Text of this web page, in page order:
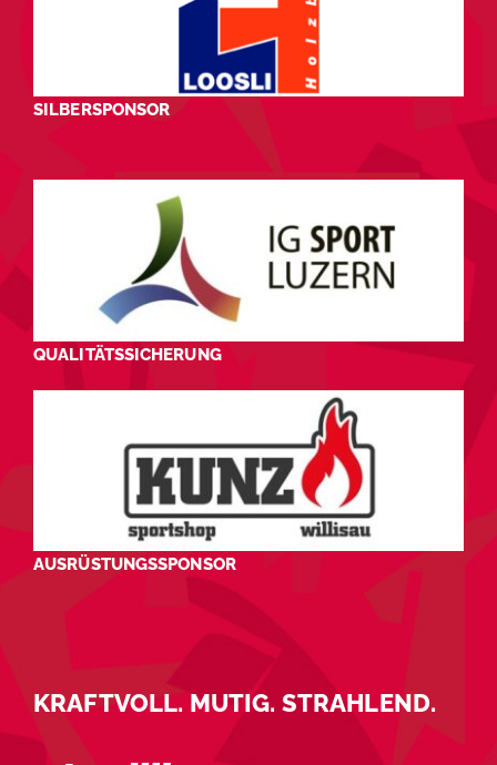
SILBERSPONSOR
QUALITÄTSSICHERUNG
AUSRÜSTUNGSSPONSOR
KRAFTVOLL. MUTIG. STRAHLEND.